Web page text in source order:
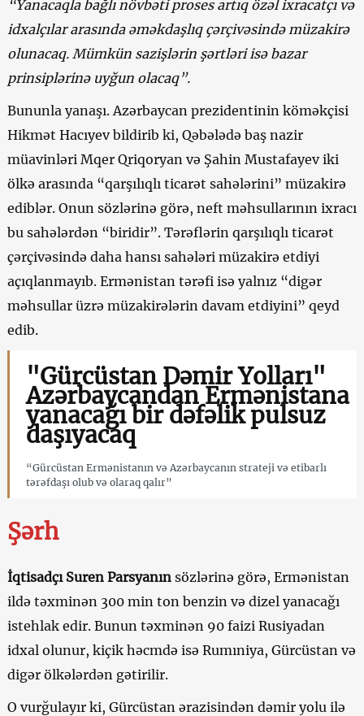
“Yanacaqla bağlı növbəti proses artıq özəl ixracatçı və
idxalçılar arasında əməkdaşlıq çərçivəsində müzakirə
olunacaq. Mümkün sazişlərin şərtləri isə bazar
prinsiplərinə uyğun olacaq”.
Bununla yanaşı. Azərbaycan prezidentinin köməkçisi
Hikmət Hacıyev bildirib ki, Qəbələdə baş nazir
müavinləri Mqer Qriqoryan və Şahin Mustafayev iki
ölkə arasında “qarşılıqlı ticarət sahələrini” müzakirə
ediblər. Onun sözlərinə görə, neft məhsullarının ixracı
bu sahələrdən “biridir”. Tərəflərin qarşılıqlı ticarət
çərçivəsində daha hansı sahələri müzakirə etdiyi
açıqlanmayıb. Ermənistan tərəfi isə yalnız “digər
məhsullar üzrə müzakirələrin davam etdiyini” qeyd
edib.
"Gürcüstan Dəmir Yolları"
Azərbaycandan Ermənistana
yanacağı bir dəfəlik pulsuz
daşıyacaq
“Gürcüstan Ermənistanın və Azərbaycanın strateji və etibarlı
tərəfdaşı olub və olaraq qalır”
Şərh
İqtisadçı Suren Parsyanınsözlərinə görə, Ermənistan
ildə təxminən 300 min ton benzin və dizel yanacağı
istehlak edir. Bunun təxminən 90 faizi Rusiyadan
idxal olunur, kiçik həcmdə isə Rumıniya, Gürcüstan və
digər ölkələrdən gətirilir.
O vurğulayır ki, Gürcüstan ərazisindən dəmir yolu ilə